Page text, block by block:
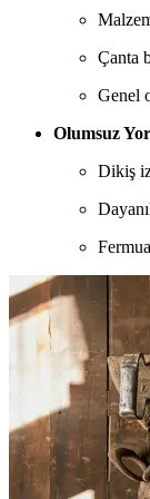
Çanta
Genel
Olumsuz
Dikiş